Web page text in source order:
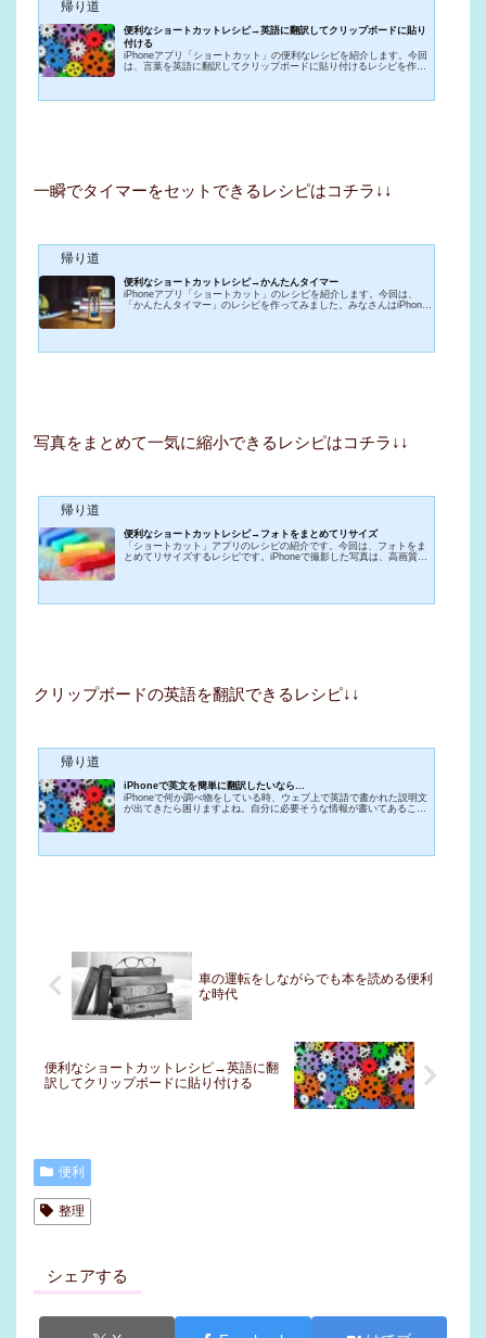
帰り道
便利なショートカットレシピ→英語に翻訳してクリップボードに貼り
付ける
iPhoneアプリ「ショートカット」の便利なレシピを紹介します。今回
は、言葉を英語に翻訳してクリップボードに貼り付けるレシピを作っ
時はみんなどうするかというと、翻訳アプリを開いて英語に翻訳した
一瞬でタイマーをセットできるレシピはコチラ↓↓
帰り道
便利なショートカットレシピ→かんたんタイマー
iPhoneアプリ「ショートカット」のレシピを紹介します。今回は、
「かんたんタイマー」のレシピを作ってみました。みなさんはiPhone
写真をまとめて一気に縮小できるレシピはコチラ↓↓
帰り道
便利なショートカットレシピ→フォトをまとめてリサイズ
「ショートカット」アプリのレシピの紹介です。今回は、フォトをま
とめてリサイズするレシピです。iPhoneで撮影した写真は、高画質で
クリップボードの英語を翻訳できるレシピ↓↓
帰り道
iPhoneで英文を簡単に翻訳したいなら…
iPhoneで何か調べ物をしている時、ウェブ上で英語で書かれた説明文
が出てきたら困りますよね。自分に必要そうな情報が書いてあること
車の運転をしながらでも本を読める便利
な時代
便利なショートカットレシピ→英語に翻
訳してクリップボードに貼り付ける
便利
整理
シェアする